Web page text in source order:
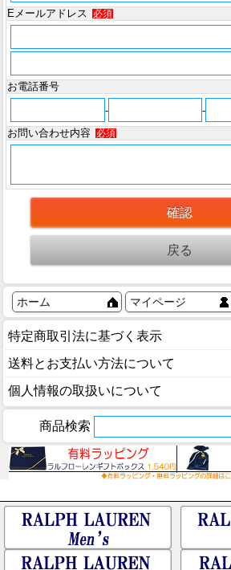
Eメールアドレス 必須
お電話番号
-
-
お問い合わせ内容
必須
ホーム マイページ
特定商取引法に基づく表示
送料とお支払い方法について
個人情報の取扱いについて
商品検索